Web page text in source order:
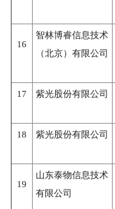
16
智林博睿信息技术
（北京）有限公司
17 紫光股份有限公司
18 紫光股份有限公司
19
山东泰物信息技术
有限公司